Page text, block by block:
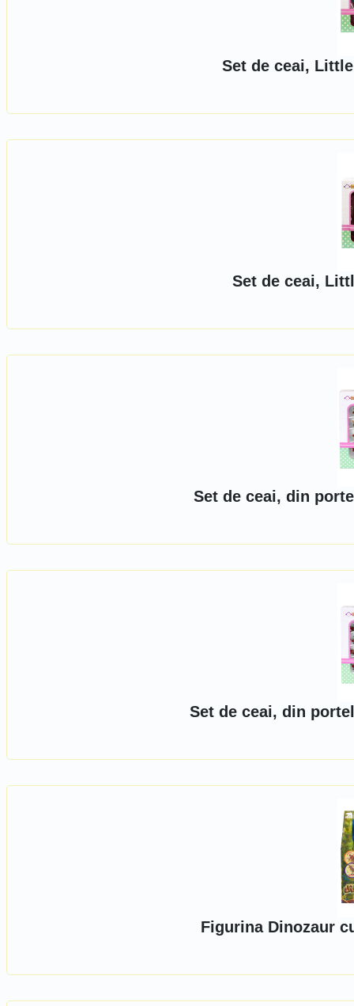
Set de ceai,
Set de ceai,
Set de ceai, din
Set de ceai, din
Figurina Dinozaur